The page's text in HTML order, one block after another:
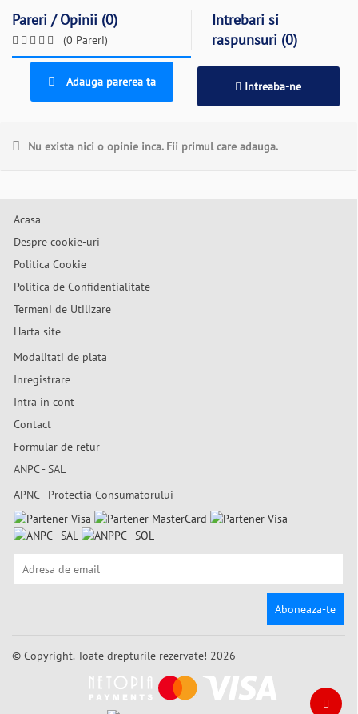
Pareri / Opinii (0)
(0 Pareri)
Intrebari si
raspunsuri (0)
Adauga parerea ta Intreaba-ne
Nu exista nici o opinie inca. Fii primul care adauga.
Acasa
Despre cookie-uri
Politica Cookie
Politica de Confidentialitate
Termeni de Utilizare
Harta site
Modalitati de plata
Inregistrare
Intra in cont
Contact
Formular de retur
ANPC - SAL
APNC - Protectia Consumatorului
Aboneaza-te
© Copyright. Toate drepturile rezervate! 2026